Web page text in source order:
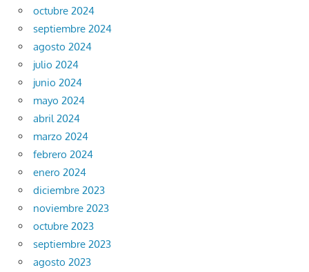
octubre 2024
septiembre 2024
agosto 2024
julio 2024
junio 2024
mayo 2024
abril 2024
marzo 2024
febrero 2024
enero 2024
diciembre 2023
noviembre 2023
octubre 2023
septiembre 2023
agosto 2023